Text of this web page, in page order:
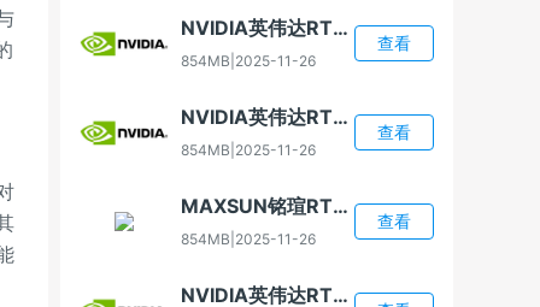
NVIDIA英伟达RTX 5060显卡驱动
854MB 2025-11-26
查看
NVIDIA英伟达RTX 5060 Ti显卡驱动
854MB 2025-11-26
查看
MAXSUN铭瑄RTX 5060 Ti显卡驱动
854MB 2025-11-26
查看
NVIDIA英伟达RTX 5070显卡驱动